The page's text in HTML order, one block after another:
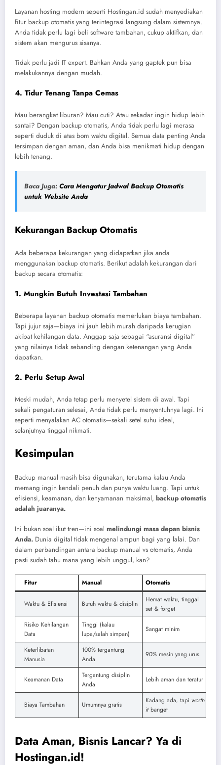
Layanan hosting modern seperti Hostingan.id sudah menyediakan
fitur backup otomatis yang terintegrasi langsung dalam sistemnya.
Anda tidak perlu lagi beli software tambahan, cukup aktifkan, dan
sistem akan mengurus sisanya.
Tidak perlu jadi IT expert. Bahkan Anda yang gaptek pun bisa
melakukannya dengan mudah.
4. Tidur Tenang Tanpa Cemas
Mau berangkat liburan? Mau cuti? Atau sekadar ingin hidup lebih
santai? Dengan backup otomatis, Anda tidak perlu lagi merasa
seperti duduk di atas bom waktu digital. Semua data penting Anda
tersimpan dengan aman, dan Anda bisa menikmati hidup dengan
lebih tenang.
Baca Juga: Cara Mengatur Jadwal Backup Otomatis
untuk Website Anda
Kekurangan Backup Otomatis
Ada beberapa kekurangan yang didapatkan jika anda
menggunakan backup otomatis. Berikut adalah kekurangan dari
backup secara otomatis:
1. Mungkin Butuh Investasi Tambahan
Beberapa layanan backup otomatis memerlukan biaya tambahan.
Tapi jujur saja—biaya ini jauh lebih murah daripada kerugian
akibat kehilangan data. Anggap saja sebagai “asuransi digital”
yang nilainya tidak sebanding dengan ketenangan yang Anda
dapatkan.
2. Perlu Setup Awal
Meski mudah, Anda tetap perlu menyetel sistem di awal. Tapi
sekali pengaturan selesai, Anda tidak perlu menyentuhnya lagi. Ini
seperti menyalakan AC otomatis—sekali setel suhu ideal,
selanjutnya tinggal nikmati.
Kesimpulan
Backup manual masih bisa digunakan, terutama kalau Anda
memang ingin kendali penuh dan punya waktu luang. Tapi untuk
efisiensi, keamanan, dan kenyamanan maksimal, backup otomatis
adalah juaranya.
Ini bukan soal ikut tren—ini soal melindungi masa depan bisnis
Anda. Dunia digital tidak mengenal ampun bagi yang lalai. Dan
dalam perbandingan antara backup manual vs otomatis, Anda
pasti sudah tahu mana yang lebih unggul, kan?
Fitur Manual Otomatis
Waktu & Efisiensi Butuh waktu & disiplin
Hemat waktu, tinggal
set & forget
Risiko Kehilangan
Data
Tinggi (kalau
lupa/salah simpan)
Sangat minim
Keterlibatan
Manusia
100% tergantung
Anda
90% mesin yang urus
Keamanan Data
Tergantung disiplin
Anda
Lebih aman dan teratur
Biaya Tambahan Umumnya gratis Kadang ada, tapi worth
itbanget
Data Aman, Bisnis Lancar? Ya di
Hostingan.id!